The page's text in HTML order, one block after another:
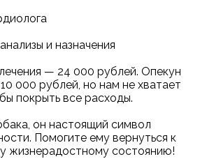
и назначения
— 24 000 рублей. Опекун
000 рублей, но нам не хватает
покрыть все расходы.
он настоящий символ
Помогите ему вернуться к
жизнерадостному состоянию!